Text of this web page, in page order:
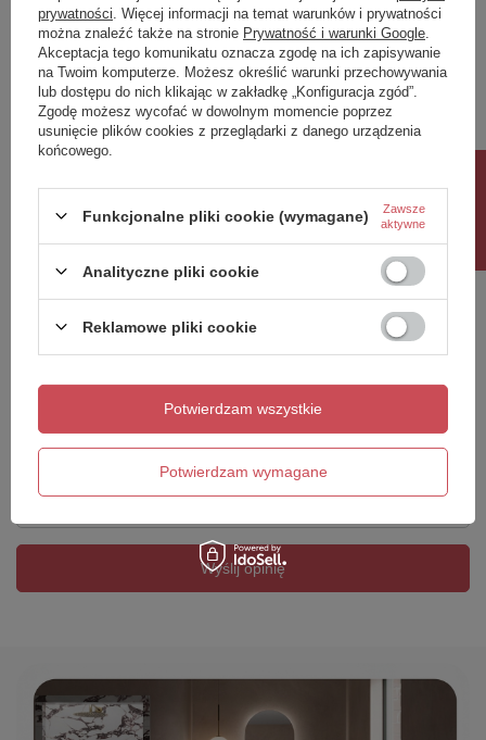
Napisz swoją opinię
Twoja ocena:
5/5
Dodaj własne zdjęcie produktu:
Twoje imię
Wyślij opinię
prywatności . Więcej informacji na temat warunków i prywatności
można znaleźć także na stronie Prywatność i warunki Google
Akceptacja tego komunikatu oznacza zgodę na ich zapisywanie
na Twoim komputerze. Możesz określić warunki przechowywania
lub dostępu do nich klikając w zakładkę „Konfiguracja zgód”.
Zgodę możesz wycofać w dowolnym momencie poprzez
usunięcie plików cookies z przeglądarki z danego urządzenia
końcowego.
Funkcjonalne pliki cookie (wymagane)
Zawsze
aktywne
Analityczne pliki cookie
Reklamowe pliki cookie
Potwierdzam wymagane
Potwierdzam wszystkie